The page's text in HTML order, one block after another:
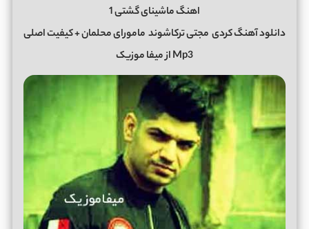
اهنگ ماشینای گشتی 1
دانلود آهنگ کردی مجتی ترکاشوند مامورای محلمان + کیفیت اصلی
Mp3 از میفا موزیک